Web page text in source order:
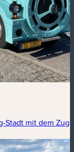
Stadt mit dem Zug